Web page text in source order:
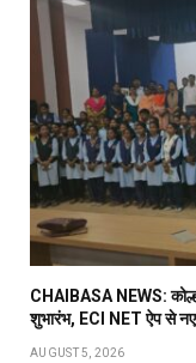
CHAIBASA NEWS:
शुभारंभ, ECI NET ऐप से
AUGUST 5, 2026